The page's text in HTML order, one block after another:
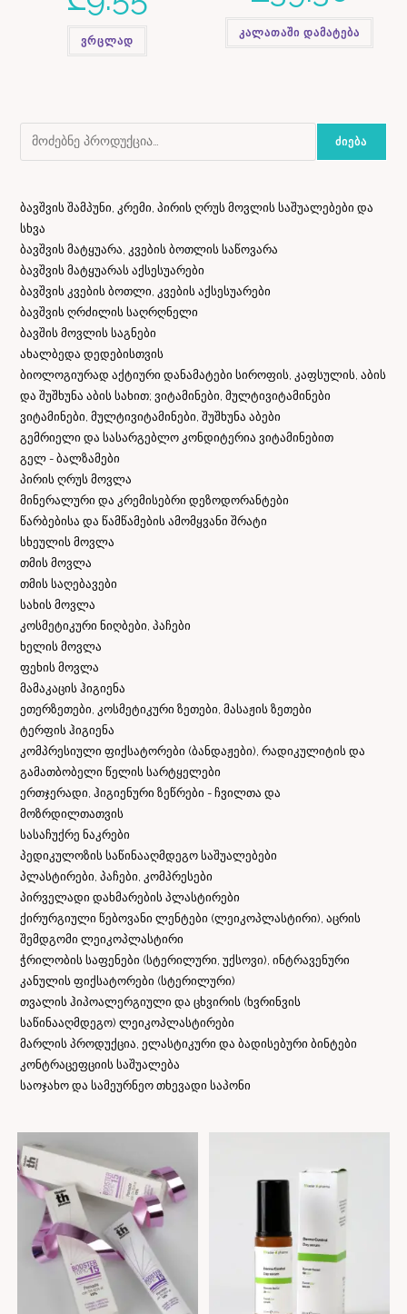
ვრცლად
კალათაში დამატება
ᲫᲘᲔᲑᲐ
ბავშვის შამპუნი, კრემი, პირის ღრუს მოვლის საშუალებები და
სხვა
ბავშვის მატყუარა, კვების ბოთლის საწოვარა
ბავშვის მატყუარას აქსესუარები
ბავშვის კვების ბოთლი, კვების აქსესუარები
ბავშვის ღრძილის საღრღნელი
ბავშის მოვლის საგნები
ახალბედა დედებისთვის
ბიოლოგიურად აქტიური დანამატები სიროფის, კაფსულის, აბის
და შუშხუნა აბის სახით; ვიტამინები, მულტივიტამინები
ვიტამინები, მულტივიტამინები, შუშხუნა აბები
გემრიელი და სასარგებლო კონდიტერია ვიტამინებით
გელ - ბალზამები
პირის ღრუს მოვლა
მინერალური და კრემისებრი დეზოდორანტები
წარბებისა და წამწამების ამომყვანი შრატი
სხეულის მოვლა
თმის მოვლა
თმის საღებავები
სახის მოვლა
კოსმეტიკური ნიღბები, პაჩები
ხელის მოვლა
ფეხის მოვლა
მამაკაცის ჰიგიენა
ეთერზეთები, კოსმეტიკური ზეთები, მასაჟის ზეთები
ტერფის ჰიგიენა
კომპრესიული ფიქსატორები (ბანდაჟები), რადიკულიტის და
გამათბობელი წელის სარტყელები
ერთჯერადი, ჰიგიენური ზეწრები - ჩვილთა და
მოზრდილთათვის
სასაჩუქრე ნაკრები
პედიკულოზის საწინააღმდეგო საშუალებები
პლასტირები, პაჩები, კომპრესები
პირველადი დახმარების პლასტირები
ქირურგიული წებოვანი ლენტები (ლეიკოპლასტირი), აცრის
შემდგომი ლეიკოპლასტირი
ჭრილობის საფენები (სტერილური, უქსოვი), ინტრავენური
კანულის ფიქსატორები (სტერილური)
თვალის ჰიპოალერგიული და ცხვირის (ხვრინვის
საწინააღმდეგო) ლეიკოპლასტირები
მარლის პროდუქცია, ელასტიკური და ბადისებური ბინტები
კონტრაცეფციის საშუალება
საოჯახო და სამეურნეო თხევადი საპონი